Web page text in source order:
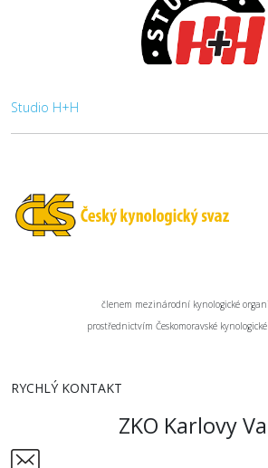
Studio H+H
členem mezinárodní kynologické
prostřednictvím Českomoravské
RYCHLÝ KONTAKT
ZKO Karlovy